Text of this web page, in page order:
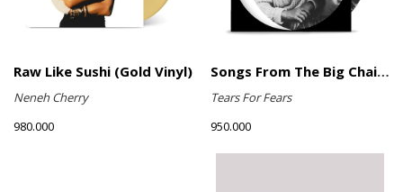
Raw Like Sushi (Gold Vinyl)
Neneh Cherry
980.000
Songs From The Big Chair (Picture Disc)
Tears For Fears
950.000